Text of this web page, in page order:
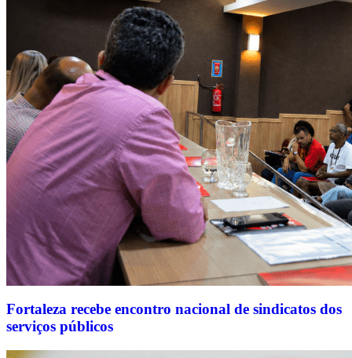
Fortaleza recebe encontro nacional de sindicatos dos
serviços públicos